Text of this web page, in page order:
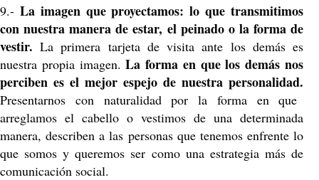
9.- La imagen que proyectamos: lo que transmitimos
con nuestra manera de estar, el peinado o la forma de
vestir.La primera tarjeta de visita ante los demás es
nuestra propia imagen.La forma en que los demás nos
perciben es el mejor espejo de nuestra personalidad.
Presentarnos con naturalidad por la forma en que
arreglamos el cabello o vestimos de una determinada
manera, describen a las personas que tenemos enfrente lo
que somos y queremos ser como una estrategia más de
comunicación social.